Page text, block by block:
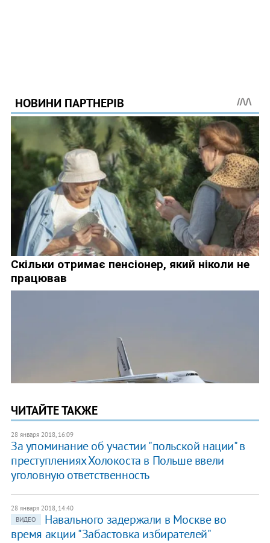
ЧИТАЙТЕ ТАКЖЕ
28 января 2018, 16:09
​За упоминание об участии "польской нации" в
преступлениях Холокоста в Польше ввели
уголовную ответственность
28 января 2018, 14:40
ВИДЕО
Навального задержали в Москве во
время акции "Забастовка избирателей"